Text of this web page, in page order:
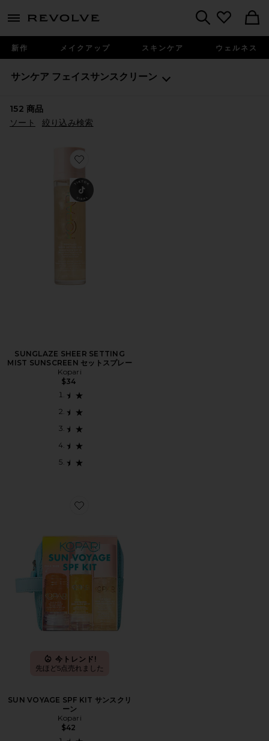
menu - shows more content
新作 メイクアップ スキンケア ウェルネス
サンケア フェイスサンスクリーン
152 商品
ソート
絞り込み検索
Favorite SUNGLAZE SHEER SETTING MIST
SUNGLAZE SHEER SETTING
MIST SUNSCREEN セットスプレー
Kopari
$34
Favorite SUN VOYAGE SPF KIT サンスクリーン
今トレンド!
先ほど5点売れました
SUN VOYAGE SPF KIT サンスクリ
ーン
Kopari
$42